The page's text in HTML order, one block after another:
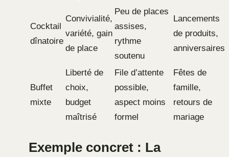
Cocktail
dînatoire
Convivialité,
variété, gain
de place
Peu de places
assises,
rythme
soutenu
Lancements
de produits,
anniversaires
Buffet
mixte
Liberté de
choix,
budget
maîtrisé
File d’attente
possible,
aspect moins
formel
Fêtes de
famille,
retours de
mariage
Exemple concret : La